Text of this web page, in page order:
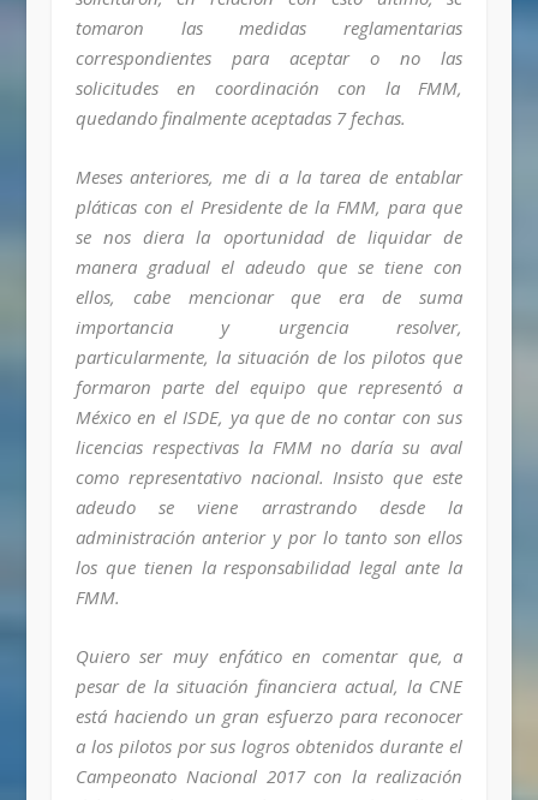
tomaron las medidas reglamentarias
correspondientes para aceptar o no las
solicitudes en coordinación con la FMM,
quedando finalmente aceptadas 7 fechas.
Meses anteriores, me di a la tarea de entablar
pláticas con el Presidente de la FMM, para que
se nos diera la oportunidad de liquidar de
manera gradual el adeudo que se tiene con
ellos, cabe mencionar que era de suma
importancia y urgencia resolver,
particularmente, la situación de los pilotos que
formaron parte del equipo que representó a
México en el ISDE, ya que de no contar con sus
licencias respectivas la FMM no daría su aval
como representativo nacional. Insisto que este
adeudo se viene arrastrando desde la
administración anterior y por lo tanto son ellos
los que tienen la responsabilidad legal ante la
FMM.
Quiero ser muy enfático en comentar que, a
pesar de la situación financiera actual, la CNE
está haciendo un gran esfuerzo para reconocer
a los pilotos por sus logros obtenidos durante el
Campeonato Nacional 2017 con la realización